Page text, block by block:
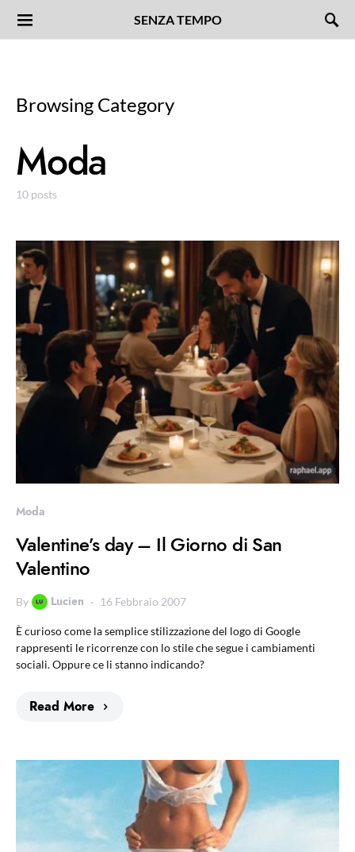
SENZA TEMPO
Browsing Category
Moda
10 posts
Moda
Valentine’s day – Il Giorno di San
Valentino
By Lucien 16 Febbraio 2007
È curioso come la semplice stilizzazione del logo di Google
rappresenti le ricorrenze con lo stile che segue i cambiamenti
sociali. Oppure ce li stanno indicando?
Read More